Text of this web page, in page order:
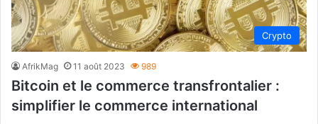
Crypto
AfrikMag 11 août 2023 989
Bitcoin et le commerce transfrontalier :
simplifier le commerce international